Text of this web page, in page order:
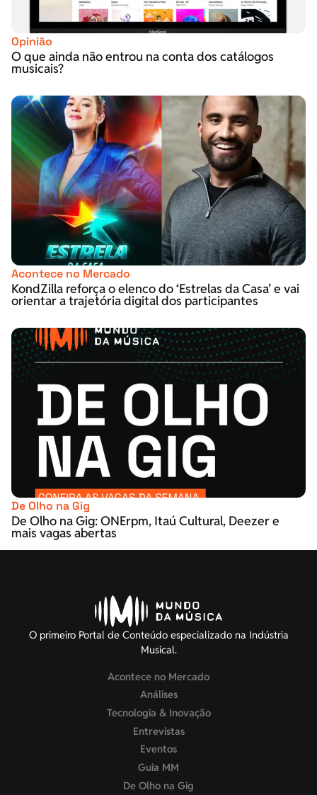
Opinião
O que ainda não entrou na conta dos catálogos
musicais?
Acontece no Mercado
KondZilla reforça o elenco do ‘Estrelas da Casa’ e vai
orientar a trajetória digital dos participantes
De Olho na Gig
De Olho na Gig: ONErpm, Itaú Cultural, Deezer e
mais vagas abertas
O primeiro Portal de Conteúdo especializado na Indústria
Musical.
Acontece no Mercado
Análises
Tecnologia & Inovação
Entrevistas
Eventos
Guia MM
De Olho na Gig